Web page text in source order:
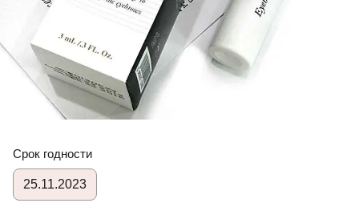
Срок годности
25.11.2023